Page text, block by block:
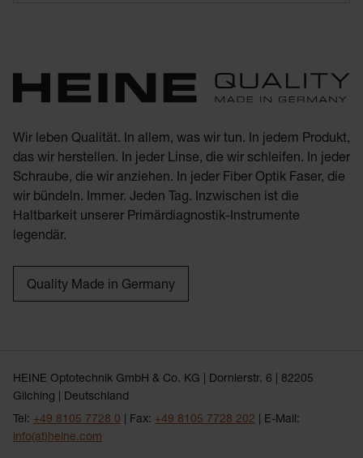
Wir leben Qualität. In allem, was wir tun. In jedem Produkt,
das wir herstellen. In jeder Linse, die wir schleifen. In jeder
Schraube, die wir anziehen. In jeder Fiber Optik Faser, die
wir bündeln. Immer. Jeden Tag. Inzwischen ist die
Haltbarkeit unserer Primärdiagnostik-Instrumente
legendär.
Quality Made in Germany
HEINE Optotechnik GmbH & Co. KG | Dornierstr. 6 | 82205
Gilching | Deutschland
Tel: +49 8105 7728 0 | Fax: +49 8105 7728 202 | E-Mail:
info(at)heine.com